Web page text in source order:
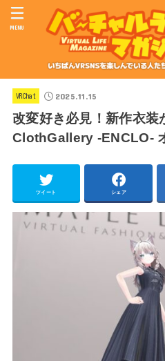
MENU
VRChat 2025.11.15
改変好き必見！新作衣装
ClothGallery -ENCLO-
ツイート シェア